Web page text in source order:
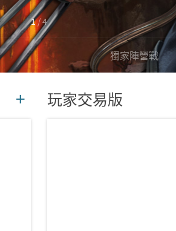
2/4
獨家陣營戰
玩家交易版